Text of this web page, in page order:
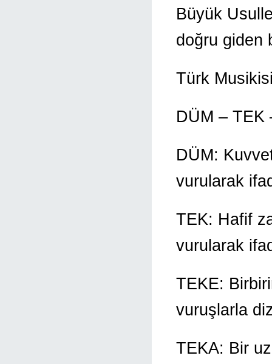
Büyük
doğru giden
Türk
DÜM – TEK
DÜM:
vurularak
TEK: Hafif
vurularak
TEKE:
vuruşlarla
TEKA: Bir